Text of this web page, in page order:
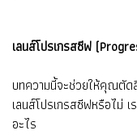
เลนส์โปรเกรสซีฟ
บทความนี้จะช่วยให้คุณตัด
เลนส์โปรเกรสซีฟหรือไม่
อะไร